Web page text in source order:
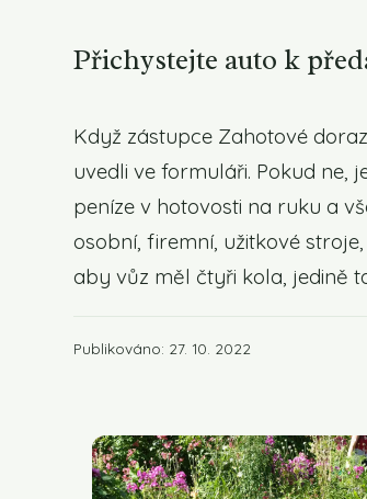
Přichystejte auto k
Když zástupce Zahotové
uvedli ve formuláři. Pokud ne,
peníze v hotovosti na ruku a
osobní, firemní, užitkové
aby vůz měl čtyři kola, jedině
Publikováno: 27. 10. 2022